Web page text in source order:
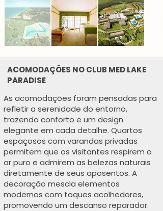
ACOMODAÇÕES NO CLUB MED LAKE
PARADISE
As acomodações foram pensadas para
refletir a serenidade do entorno,
trazendo conforto e um design
elegante em cada detalhe. Quartos
espaçosos com varandas privadas
permitem que os visitantes respirem o
ar puro e admirem as belezas naturais
diretamente de seus aposentos. A
decoração mescla elementos
modernos com toques acolhedores,
promovendo um descanso reparador.